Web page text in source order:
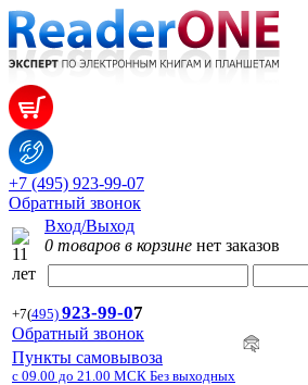
+7 (495) 923-99-07
Обратный звонок
Вход/Выход
0 товаров в корзине нет заказов
+7(495) 923-99-07
Обратный звонок
Пункты самовывоза
с 09.00 до 21.00 МСК Без выходных